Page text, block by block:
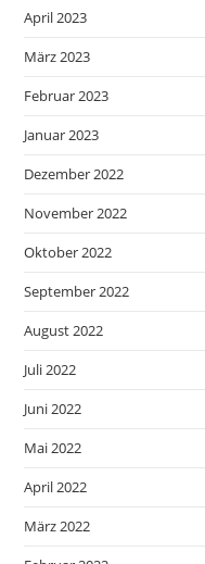
April 2023
März 2023
Februar 2023
Januar 2023
Dezember 2022
November 2022
Oktober 2022
September 2022
August 2022
Juli 2022
Juni 2022
Mai 2022
April 2022
März 2022